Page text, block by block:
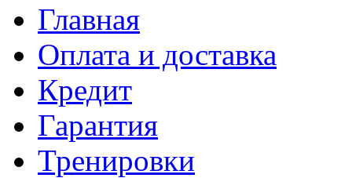
Главная
Оплата и доставка
Кредит
Гарантия
Тренировки